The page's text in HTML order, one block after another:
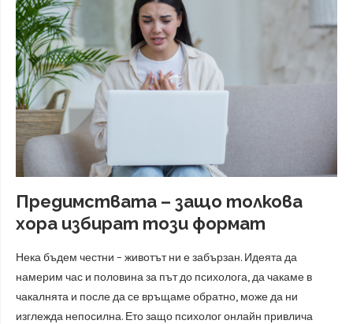
Предимствата – защо толкова
хора избират този формат
Нека бъдем честни – животът ни е забързан. Идеята да
намерим час и половина за път до психолога, да чакаме в
чакалнята и после да се връщаме обратно, може да ни
изглежда непосилна. Ето защо психолог онлайн привлича